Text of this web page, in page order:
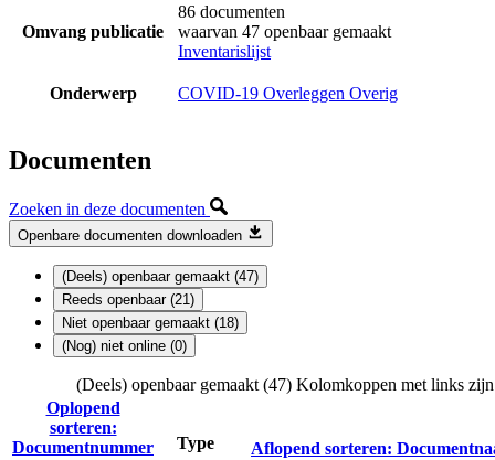
Omvang publicatie
86 documenten
waarvan 47 openbaar gemaakt
Inventarislijst
Onderwerp COVID-19 Overleggen Overig
Documenten
Zoeken in deze documenten
Openbare documenten downloaden
(Deels) openbaar gemaakt (47)
Reeds openbaar (21)
Niet openbaar gemaakt (18)
(Nog) niet online (0)
(Deels) openbaar gemaakt (47) Kolomkoppen met links zijn
Oplopend
sorteren:
Documentnummer
Type Aflopend sorteren: